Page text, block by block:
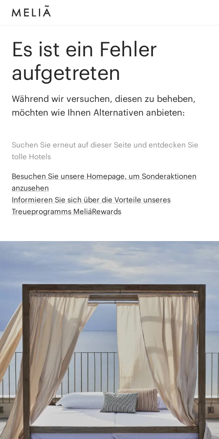
Es ist ein Fehler
aufgetreten
Während wir versuchen, diesen zu beheben,
möchten wie Ihnen Alternativen anbieten:
Suchen Sie erneut auf dieser Seite und entdecken Sie
tolle Hotels
Besuchen Sie unsere Homepage, um Sonderaktionen
anzusehen
Informieren Sie sich über die Vorteile unseres
Treueprogramms MeliáRewards